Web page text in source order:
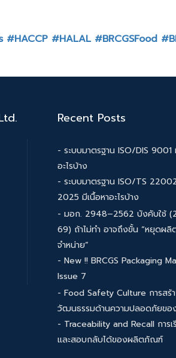
#HACCP #HALAL #BRCGSFood
Recent Posts
- ระบบมาตรฐาน ISO/DIS 9001
อะไรบ้าง
- ระบบมาตรฐาน ISO/TS
2025 มีเนื้อหาอะไรบ้าง
- มอก. 2948–2562 บังคับใช้
69) ถ้าไม่ทำ อาจถึงขั้น “หยุดผลิ
จำหน่าย”
- New !! BRCGS Packaging
Issue 7
- Food Safety Culture การสร้
วัฒนธรรมด้านความปลอดภัยขอ
- Traceability and Recall การ
และสอบกลับได้ของผลิตภัณฑ์